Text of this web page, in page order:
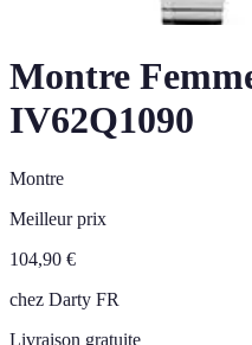
Montre
IV62Q1090
Montre
Meilleur prix
104,90 €
chez Darty FR
Livraison gratuite